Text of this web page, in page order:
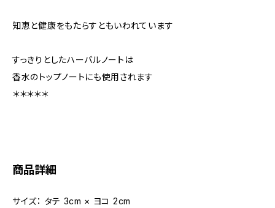
知恵と健康をもたらすともいわれています
すっきりとしたハーバルノートは
香水のトップノートにも使用されます
＊＊＊＊＊
商品詳細
サイズ： タテ 3cm × ヨコ 2cm